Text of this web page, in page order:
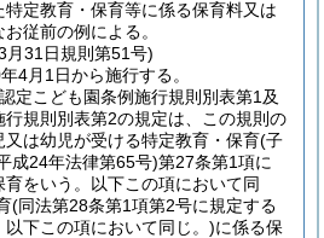
定教育・保育等に係る保育料又は
従前の例による。
月31日規則第51号)
4月1日から施行する。
定こども園条例施行規則別表第1及
規則別表第2の規定は、この規則の
は幼児が受ける特定教育・保育(子
成24年法律第65号)第27条第1項に
をいう。以下この項において同
(同法第28条第1項第2号に規定する
下この項において同じ。)に係る保